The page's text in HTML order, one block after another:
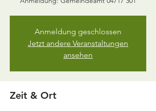
Anmeldung geschlossen
Jetzt andere Veranstaltungen
ansehen
Zeit & Ort